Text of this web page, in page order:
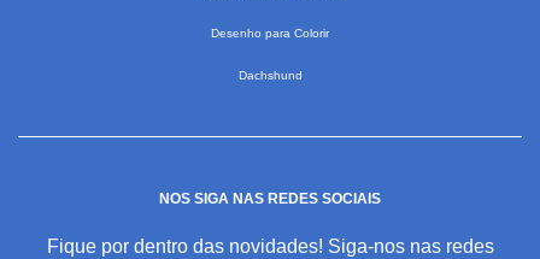
Desenho para Colorir
Dachshund
NOS SIGA NAS REDES SOCIAIS
Fique por dentro das novidades! Siga-nos nas redes